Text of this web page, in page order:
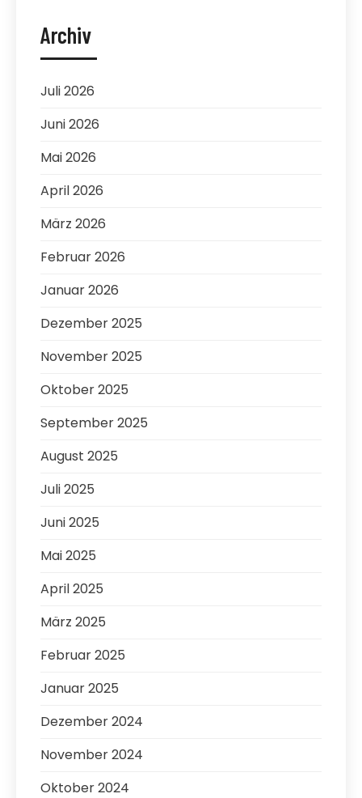
Archiv
Juli 2026
Juni 2026
Mai 2026
April 2026
März 2026
Februar 2026
Januar 2026
Dezember 2025
November 2025
Oktober 2025
September 2025
August 2025
Juli 2025
Juni 2025
Mai 2025
April 2025
März 2025
Februar 2025
Januar 2025
Dezember 2024
November 2024
Oktober 2024